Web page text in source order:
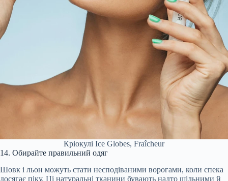
Кріокулі Ice Globes, Fraîcheur
14. Обирайте правильний одяг
Шовк і льон можуть стати несподіваними ворогами, коли спека
досягає піку. Ці натуральні тканини бувають надто щільними й